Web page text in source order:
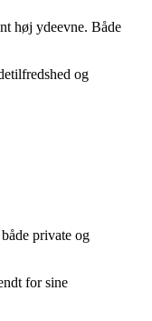
høj ydeevne. Både
og
private og
for sine